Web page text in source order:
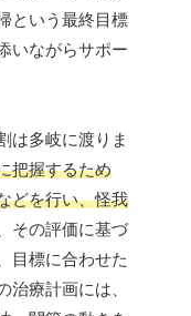
という最終目標
いながらサポー
は多岐に渡りま
把握するため
どを行い、怪我
その評価に基づ
目標に合わせた
治療計画には、